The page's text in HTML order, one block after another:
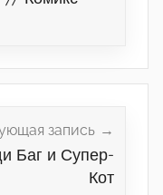
запись
Баг и Супер-
Кот